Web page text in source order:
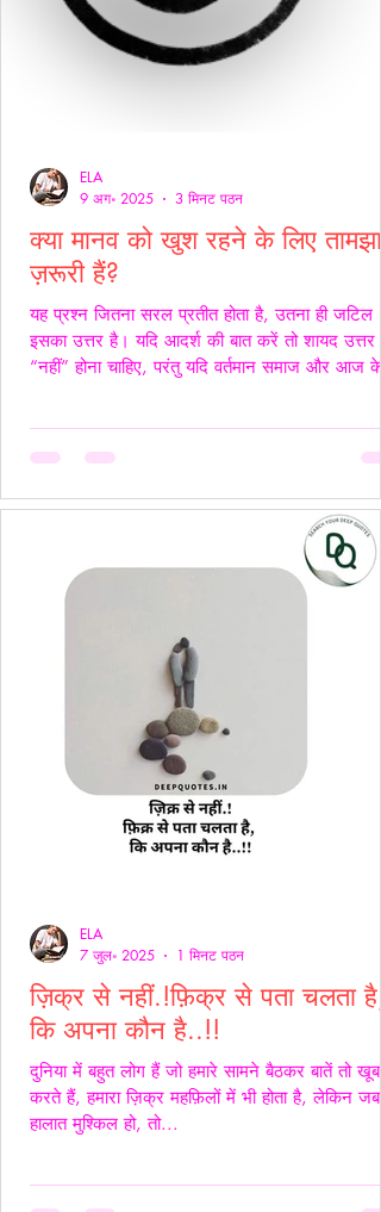
क्या मानव को खुश रहने के लिए तामझाम
ज़रूरी हैं?
यह प्रश्न जितना सरल प्रतीत होता है, उतना ही जटिल
इसका उत्तर है। यदि आदर्श की बात करें तो शायद उत्तर
“नहीं” होना चाहिए, परंतु यदि वर्तमान समाज और आज के
98% समस्याओं का केंद्र बिंदु पैसा बन चुका है। चाहे वह
सम्मान हो, सुरक्षा हो, शिक्षा हो या स्वास्थ्य हर समस्या का
समाधान धन से जोड़कर देखा जाता है। यह स्थिति यूँ ही
ELA
9 अग॰ 2025
3 मिनट पठन
ज़िक्र से नहीं.!फ़िक्र से पता चलता है,
कि अपना कौन है..!!
दुनिया में बहुत लोग हैं जो हमारे सामने बैठकर बातें तो खूब
करते हैं, हमारा ज़िक्र महफ़िलों में भी होता है, लेकिन जब
हालात मुश्किल हो, तो...
ELA
7 जुल॰ 2025
1 मिनट पठन